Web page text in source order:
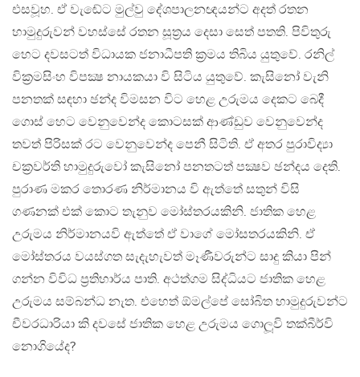
එසවූහ. ඒ වැඬේට මුල්වු දේශපාලනඥයන්ට අදත් රතන
හාමුදුරුවන් වහස්සේ රතන සූත‍්‍රය දෙසා සෙත් පතති. පිවිතුරු
හෙට දවසටත් විධායක ජනාධීපති ක‍්‍රමය තිබිය යුතුවේ. රනිල්
වික‍්‍රමසිංහ විපක්‍ෂ නායකයා වි සිටිය යුතුවේ. කැසිනෝ වැනි
පනතක් සඳහා ඡන්ද විමසන විට හෙළ උරුමය දෙකට බෙදී
ගොස් හෙට වෙනුවෙන්ද කොටසක් ආණ්ඩුව වෙනුවෙන්ද
තවත් පිරිසක් රට වෙනුවෙන්ද පෙනී සිටිති. ඒ අතර පුරාවිද්‍යා
චක‍්‍රවර්ති හාමුදුරුවෝ කැසිනෝ පනතටත් පක්‍ෂව ඡන්දය දෙති.
පුරාණ මකර තොරණ නිර්මානය වි ඇත්තේ සතුන් විසි
ගණනක් එක් කොට තැනුව මෝස්තරයකිනි. ජාතික හෙළ
උරුමය නිර්මානයවි ඇත්තේ ඒ වාගේ මෝසතරයකිනි. ඒ
මෝස්තරය වයස්ගත සැදැහැවත් මෑණීවරුන්ට සාදු කියා පින්
ගන්න විවිධ ප‍්‍රතිහාර්ය පාති. අථත්ගම සිද්ධියට ජාතික හෙළ
උරුමය සම්බන්ධ නැත. එහෙත් ඕමල්පේ සෝබිත හාමුදුරුවන්ට
චීවරධාරියා කි දවසේ ජාතික හෙළ උරුමය ගොලූවි තක්බීර්වි
නොගියේද?